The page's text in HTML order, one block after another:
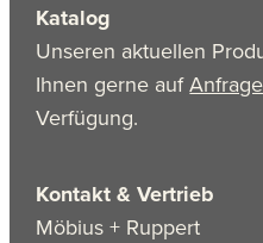
Katalog
Unseren aktuellen
Ihnen gerne aufAnfrage
Verfügung.
Kontakt & Vertrieb
Möbius + Ruppert